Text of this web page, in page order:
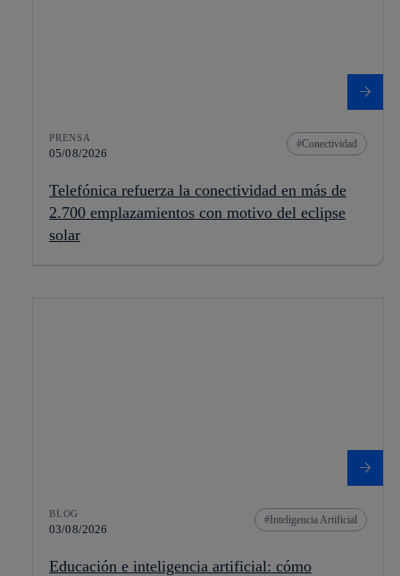
PRENSA
05/08/2026
Conectividad
Telefónica refuerza la conectividad en más de
2.700 emplazamientos con motivo del eclipse
solar
BLOG
03/08/2026
Inteligencia Artificial
Educación e inteligencia artificial: cómo